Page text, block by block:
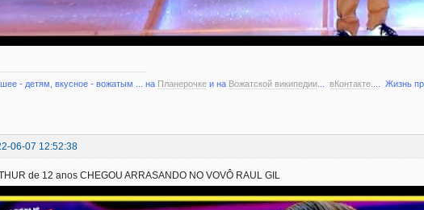
- детям, вкусное - вожатым ... на Планерочке и на Вожатской википедии вКонтакте .... Жизнь
06-07 12:52:38
de 12 anos CHEGOU ARRASANDO NO VOVÔ RAUL GIL